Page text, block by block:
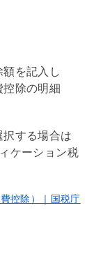
を記入し
控除の明細
する場合は
ケーション税
控除）｜国税庁